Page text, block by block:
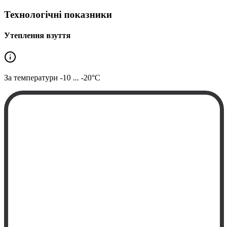
Технологічні показники
Утеплення взуття
За температури -10 ... -20°C